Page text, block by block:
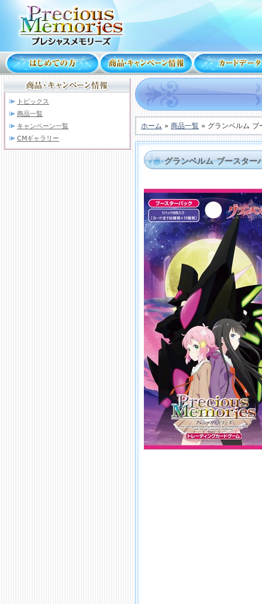
トピックス
商品一覧
キャンペーン一覧
CMギャラリー
ホーム » 商品一覧 » グランベルム ブ
グランベルム ブースター